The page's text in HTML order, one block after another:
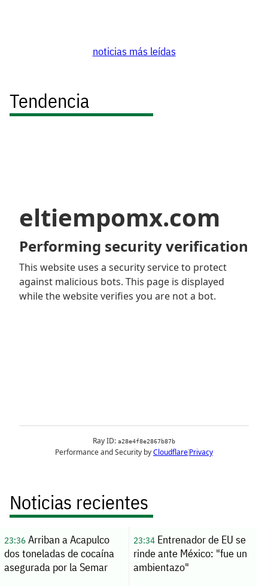
noticias más leídas
Tendencia
Noticias recientes
23:36Arriban a Acapulco
dos toneladas de cocaína
asegurada por la Semar
23:34Entrenador de EU se
rinde ante México: "fue un
ambientazo"